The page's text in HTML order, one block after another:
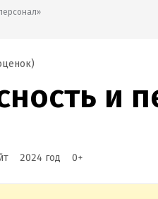
персонал»
)
и
2024 год 0+